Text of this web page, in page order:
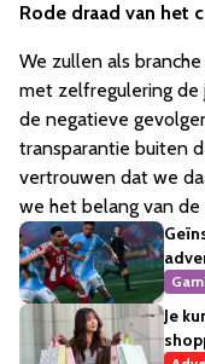
Rode draad van het
We zullen als
met zelfregulering de
de negatieve
transparantie buiten
vertrouwen dat we
we het belang van
Je